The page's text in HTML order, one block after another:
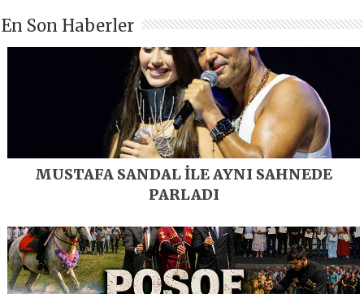
En Son Haberler
MUSTAFA SANDAL İLE AYNI SAHNEDE
PARLADI